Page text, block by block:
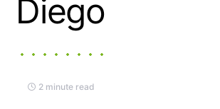
Diego
2 minute read